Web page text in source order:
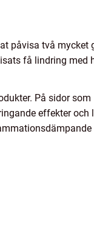
påvisa två
få lindring med
På sidor som
effekter